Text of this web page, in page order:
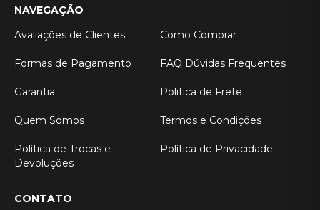
NAVEGAÇÃO
Avaliações de Clientes
Como Comprar
Formas de Pagamento FAQ Dúvidas Frequentes
Garantia Politica de Frete
Quem Somos Termos e Condições
Política de Trocas e
Devoluções
Política de Privacidade
CONTATO